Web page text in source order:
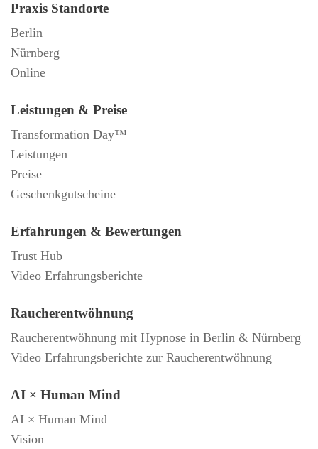
Praxis Standorte
Berlin
Nürnberg
Online
Leistungen & Preise
Transformation Day™
Leistungen
Preise
Geschenkgutscheine
Erfahrungen & Bewertungen
Trust Hub
Video Erfahrungsberichte
Raucherentwöhnung
Raucherentwöhnung mit Hypnose in Berlin & Nürnberg
Video Erfahrungsberichte zur Raucherentwöhnung
AI × Human Mind
AI × Human Mind
Vision